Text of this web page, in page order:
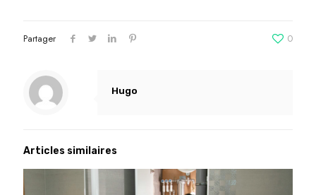
Partager 0
Hugo
Articles similaires